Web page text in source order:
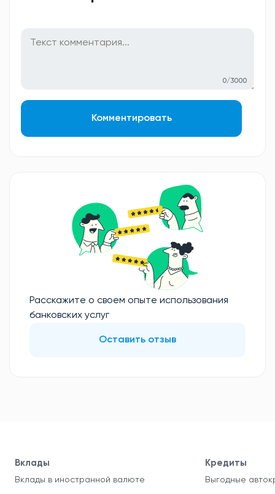
0/3000
Комментировать
Расскажите о своем опыте использования
банковских услуг
Оставить отзыв
Вклады
Вклады в иностранной валюте
Кредиты
Выгодные